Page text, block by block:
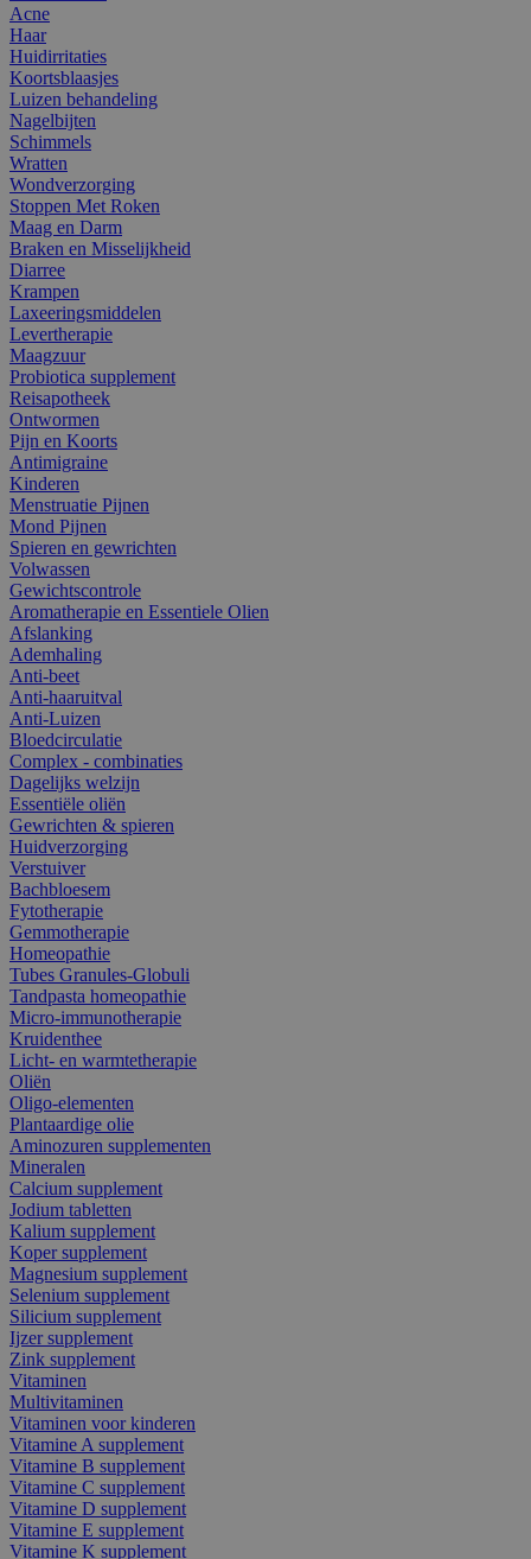
Acne
Haar
Huidirritaties
Koortsblaasjes
Luizen behandeling
Nagelbijten
Schimmels
Wratten
Wondverzorging
Stoppen Met Roken
Maag en Darm
Braken en Misselijkheid
Diarree
Krampen
Laxeeringsmiddelen
Levertherapie
Maagzuur
Probiotica supplement
Reisapotheek
Ontwormen
Pijn en Koorts
Antimigraine
Kinderen
Menstruatie Pijnen
Mond Pijnen
Spieren en gewrichten
Volwassen
Gewichtscontrole
Aromatherapie en Essentiele Olien
Afslanking
Ademhaling
Anti-beet
Anti-haaruitval
Anti-Luizen
Bloedcirculatie
Complex - combinaties
Dagelijks welzijn
Essentiële oliën
Gewrichten & spieren
Huidverzorging
Verstuiver
Bachbloesem
Fytotherapie
Gemmotherapie
Homeopathie
Tubes Granules-Globuli
Tandpasta homeopathie
Micro-immunotherapie
Kruidenthee
Licht- en warmtetherapie
Oliën
Oligo-elementen
Plantaardige olie
Aminozuren supplementen
Mineralen
Calcium supplement
Jodium tabletten
Kalium supplement
Koper supplement
Magnesium supplement
Selenium supplement
Silicium supplement
Ijzer supplement
Zink supplement
Vitaminen
Multivitaminen
Vitaminen voor kinderen
Vitamine A supplement
Vitamine B supplement
Vitamine C supplement
Vitamine D supplement
Vitamine E supplement
Vitamine K supplement